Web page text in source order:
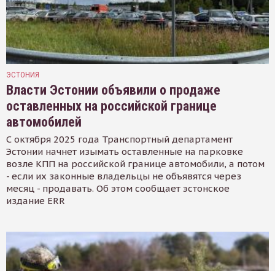
ЭСТОНИЯ
Власти Эстонии объявили о продаже
оставленных на российской границе
автомобилей
С октября 2025 года Транспортный департамент
Эстонии начнет изымать оставленные на парковке
возле КПП на российской границе автомобили, а потом
- если их законные владельцы не объявятся через
месяц - продавать. Об этом сообщает эстонское
издание ERR